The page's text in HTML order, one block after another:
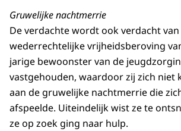
Gruwelijke nachtmerrie
De verdachte wordt ook verdacht
wederrechtelijke vrijheidsberoving
jarige bewoonster van de
vastgehouden, waardoor zij zich niet
aan de gruwelijke nachtmerrie die
afspeelde. Uiteindelijk wist ze te
ze op zoek ging naar hulp.